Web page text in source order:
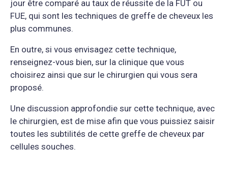
jour être comparé au taux de réussite de la FUT ou
FUE, qui sont les techniques de greffe de cheveux les
plus communes.
En outre, si vous envisagez cette technique,
renseignez-vous bien, sur la clinique que vous
choisirez ainsi que sur le chirurgien qui vous sera
proposé.
Une discussion approfondie sur cette technique, avec
le chirurgien, est de mise afin que vous puissiez saisir
toutes les subtilités de cette greffe de cheveux par
cellules souches.